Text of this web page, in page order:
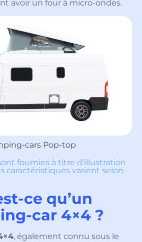
avoir un four à micro-ondes.
cars Pop-top
fournies à titre d’illustration
caractéristiques varient selon
ce qu’un
car 4×4 ?
, également connu sous le